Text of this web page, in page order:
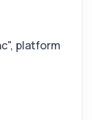
platform